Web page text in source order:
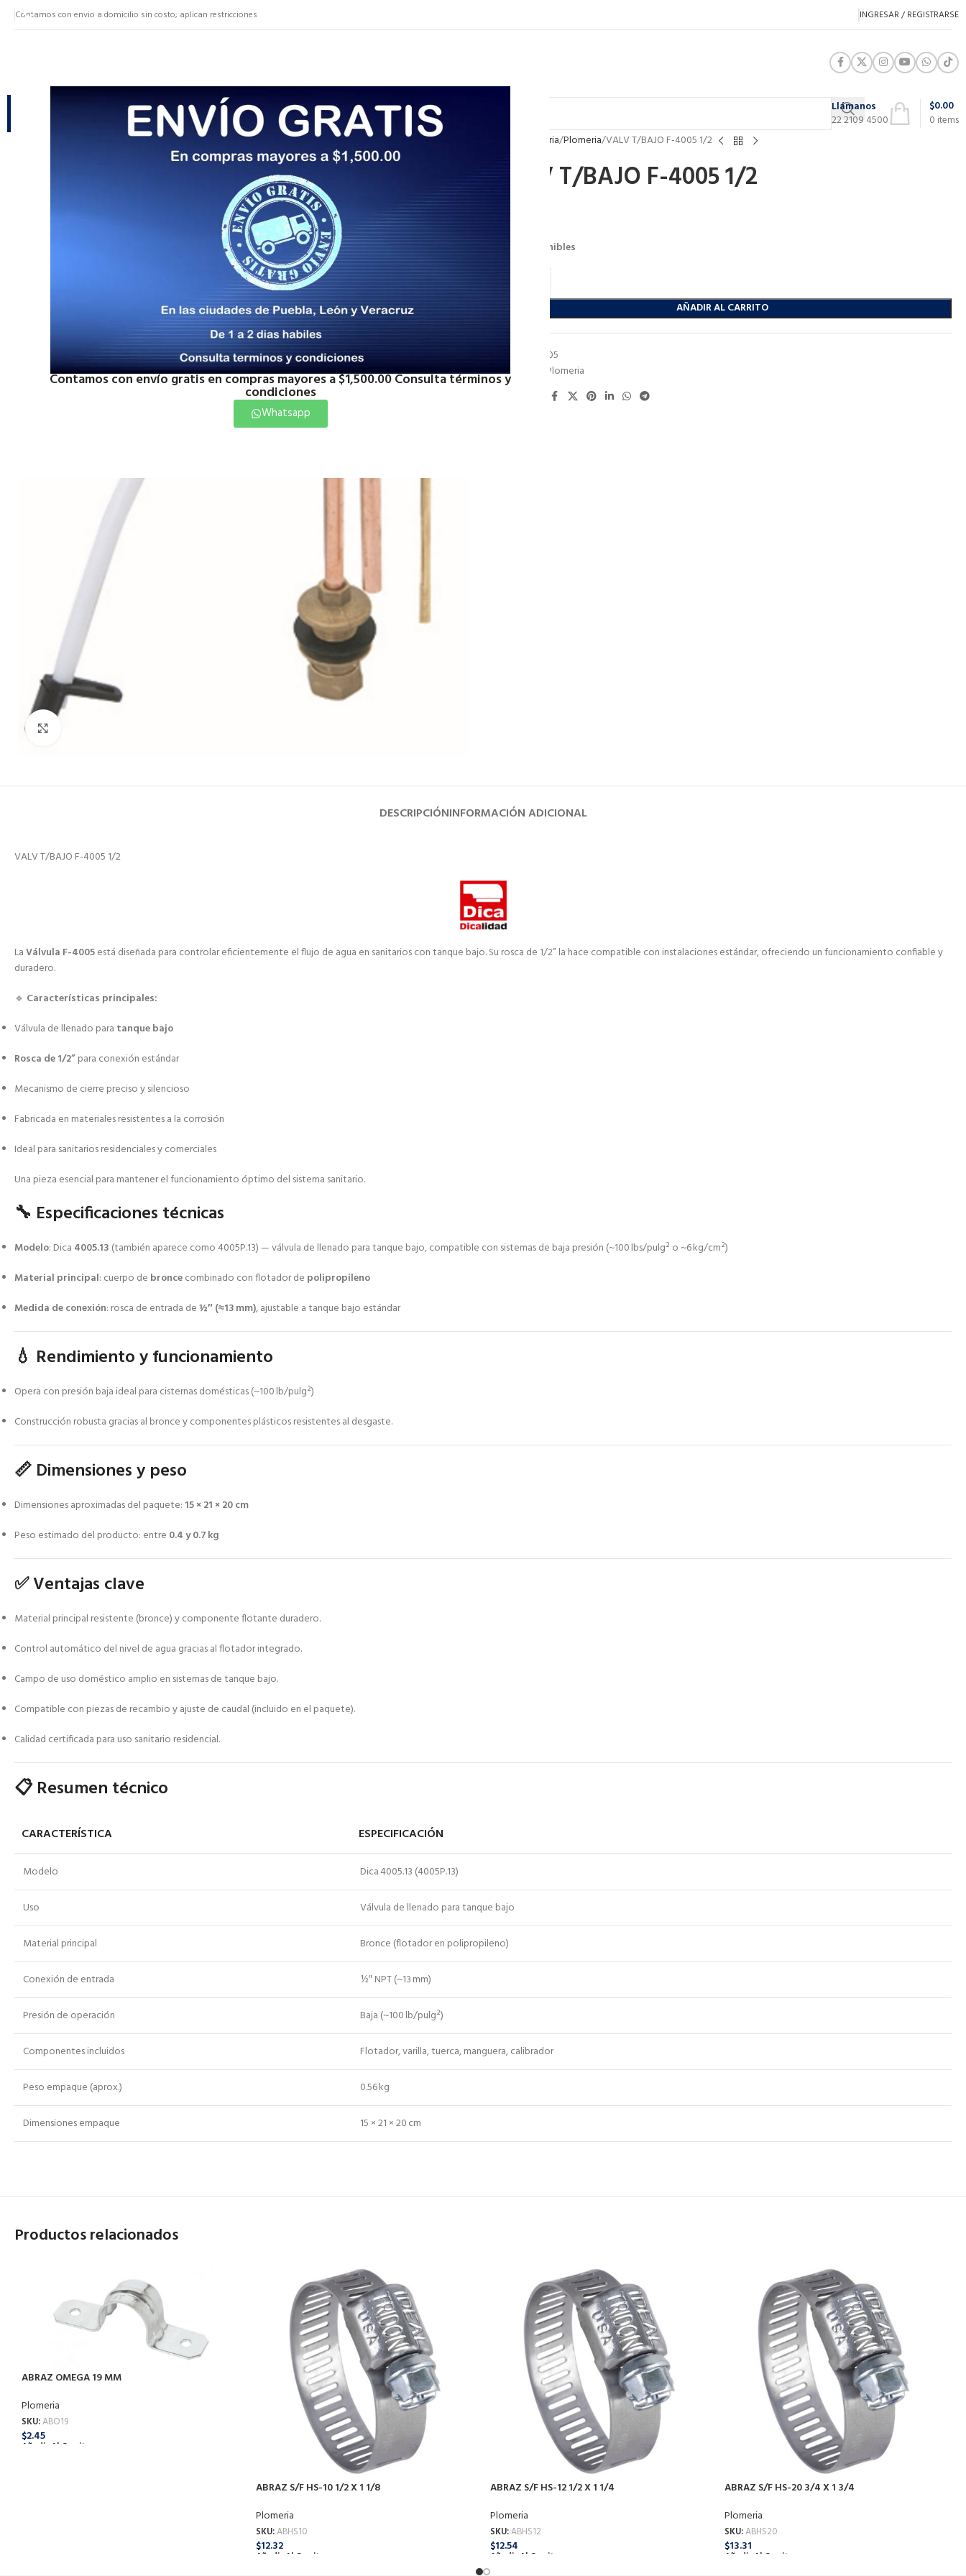
Contamos con envío gratis en compras mayores a $1,500.00 Consulta términos y
condiciones
Whatsapp
Contamos con envio a domicilio sin costo; aplican restricciones INGRESAR / REGISTRARSE
NUESTRAS CATEGORÍAS
CATEGORÍAS
Llámanos
22 2109 4500
0 items
$0.00
Plomeria Plomeria VALV T/BAJO F-4005 1/2
VALV T/BAJO F-4005 1/2
37 disponibles
AÑADIR AL CARRITO
VUD4005
Categoría:
Plomeria
DESCRIPCIÓNINFORMACIÓN ADICIONAL
VALV T/BAJO F-4005 1/2
LaVálvula F-4005está diseñada para controlar eficientemente el flujo de agua en sanitarios con tanque bajo. Su rosca de 1/2” la hace compatible con instalaciones estándar, ofreciendo un funcionamiento confiable y
duradero.
🔹 Características principales:
Válvula de llenado para tanque bajo
Rosca de 1/2”para conexión estándar
Mecanismo de cierre preciso y silencioso
Fabricada en materiales resistentes a la corrosión
Ideal para sanitarios residenciales y comerciales
Una pieza esencial para mantener el funcionamiento óptimo del sistema sanitario.
🔧 Especificaciones técnicas
Modelo: Dica 4005.13 (también aparece como 4005P.13) — válvula de llenado para tanque bajo, compatible con sistemas de baja presión (~100 lbs/pulg² o ~6 kg/cm²)
Material principal: cuerpo de broncecombinado con flotador de polipropileno
Medida de conexión: rosca de entrada de½″ (≈13 mm), ajustable a tanque bajo estándar
💧 Rendimiento y funcionamiento
Opera con presión baja ideal para cisternas domésticas (~100 lb/pulg²)
Construcción robusta gracias al bronce y componentes plásticos resistentes al desgaste.
📏 Dimensiones y peso
Dimensiones aproximadas del paquete: 15 × 21 × 20 cm
Peso estimado del producto: entre 0.4 y 0.7 kg
✅ Ventajas clave
Material principal resistente (bronce) y componente flotante duradero.
Control automático del nivel de agua gracias al flotador integrado.
Campo de uso doméstico amplio en sistemas de tanque bajo.
Compatible con piezas de recambio y ajuste de caudal (incluido en el paquete).
Calidad certificada para uso sanitario residencial.
📋 Resumen técnico
CARACTERÍSTICA ESPECIFICACIÓN
Modelo Dica 4005.13 (4005P.13)
Uso Válvula de llenado para tanque bajo
Material principal Bronce (flotador en polipropileno)
Conexión de entrada ½″ NPT (~13 mm)
Presión de operación Baja (~100 lb/pulg²)
Componentes incluidos Flotador, varilla, tuerca, manguera, calibrador
Peso empaque (aprox.) 0.56 kg
Dimensiones empaque 15 × 21 × 20 cm
Productos relacionados
ABRAZ OMEGA 19 MM
Plomeria
SKU:ABO19
$2.45
Añadir Al Carrito
ABRAZ S/F HS-10 1/2 X 1 1/8
Plomeria
SKU:ABHS10
$12.32
Añadir Al Carrito
ABRAZ S/F HS-12 1/2 X 1 1/4
Plomeria
SKU:ABHS12
$12.54
Añadir Al Carrito
ABRAZ S/F HS-20 3/4 X 1 3/4
Plomeria
SKU:ABHS20
$13.31
Añadir Al Carrito